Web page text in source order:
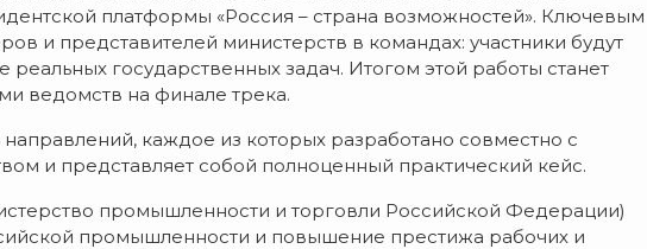
платформы «Россия – страна возможностей». Ключевым
и представителей министерств в командах: участники будут
государственных задач. Итогом этой работы станет
ведомств на финале трека.
каждое из которых разработано совместно с
и представляет собой полноценный практический кейс.
промышленности и торговли Российской Федерации)
промышленности и повышение престижа рабочих и